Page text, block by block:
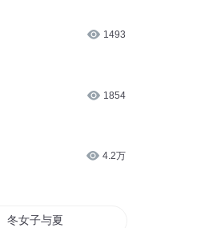
1493
1854
4.2万
冬女子与夏女子